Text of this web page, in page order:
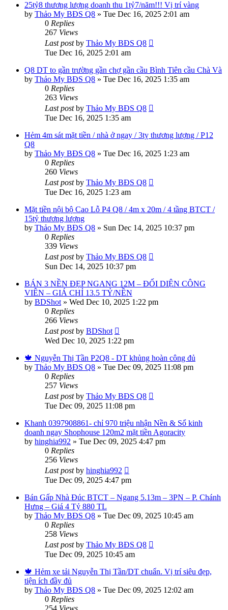
25tỷ8 thương lượng doanh thu 1tỷ7/năm!!! Vị trí vàng
by Thảo My BĐS Q8 » Tue Dec 16, 2025 2:01 am
0 Replies
267 Views
Last postby Thảo My BĐS Q8
Tue Dec 16, 2025 2:01 am
Q8 DT to gần trường gần chợ gần cầu Bình Tiên cầu Chà Và
by Thảo My BĐS Q8 » Tue Dec 16, 2025 1:35 am
0 Replies
263 Views
Last postby Thảo My BĐS Q8
Tue Dec 16, 2025 1:35 am
Hẻm 4m sát mặt tiền / nhà ở ngay / 3tỵ thương lượng / P12
Q8
by Thảo My BĐS Q8 » Tue Dec 16, 2025 1:23 am
0 Replies
260 Views
Last postby Thảo My BĐS Q8
Tue Dec 16, 2025 1:23 am
Mặt tiền nội bộ Cao Lỗ P4 Q8 / 4m x 20m / 4 tầng BTCT /
15tỷ thương lượng
by Thảo My BĐS Q8 » Sun Dec 14, 2025 10:37 pm
0 Replies
339 Views
Last postby Thảo My BĐS Q8
Sun Dec 14, 2025 10:37 pm
BÁN 3 NỀN ĐẸP NGANG 12M – ĐỐI DIỆN CÔNG
VIÊN – GIÁ CHỈ 13.5 TỶ/NỀN
by BDShot » Wed Dec 10, 2025 1:22 pm
0 Replies
266 Views
Last postby BDShot
Wed Dec 10, 2025 1:22 pm
🍁 Nguyễn Thị Tần P2Q8 - DT khủng hoàn công đủ
by Thảo My BĐS Q8 » Tue Dec 09, 2025 11:08 pm
0 Replies
257 Views
Last postby Thảo My BĐS Q8
Tue Dec 09, 2025 11:08 pm
Khanh 0397908861- chỉ 970 triệu nhận Nền & Sổ kinh
doanh ngay Shophouse 120m2 mặt tiền Agoracity
by hinghia992 » Tue Dec 09, 2025 4:47 pm
0 Replies
256 Views
Last postby hinghia992
Tue Dec 09, 2025 4:47 pm
Bán Gấp Nhà Đúc BTCT – Ngang 5.13m – 3PN – P. Chánh
Hưng – Giá 4 Tỷ 880 TL
by Thảo My BĐS Q8 » Tue Dec 09, 2025 10:45 am
0 Replies
258 Views
Last postby Thảo My BĐS Q8
Tue Dec 09, 2025 10:45 am
🍁 Hẻm xe tải Nguyễn Thị Tần/DT chuẩn. Vị trí siêu đẹp,
tiện ích đầy đủ
by Thảo My BĐS Q8 » Tue Dec 09, 2025 12:02 am
0 Replies
254 Views